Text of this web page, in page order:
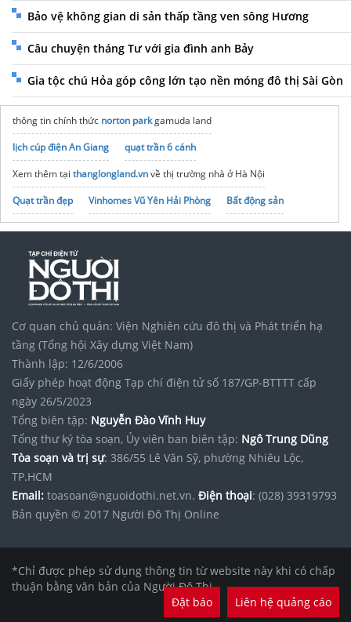
Bảo vệ không gian di sản thấp tầng ven sông Hương
Câu chuyện tháng Tư với gia đình anh Bảy
Gia tộc chú Hỏa góp công lớn tạo nền móng đô thị Sài Gòn
thông tin chính thức norton parkgamuda land
lịch cúp điện An Giang
quạt trần 6 cánh
Xem thêm tại thanglongland.vnvề thị trường nhà ở Hà Nội
Quạt trần đẹp​
Vinhomes Vũ Yên Hải Phòng
Bất động sản
Vinhomes Saigon Park
Quạt hút công nghiệp 1220x1220
noxh K Home Avenue Nhơn Trạch
Cơ quan chủ quản: Viện Nghiên cứu đô thị và Phát triển hạ
tầng (Tổng hội Xây dựng Việt Nam)
Thành lập: 12/6/2006
Giấy phép hoạt động Tạp chí điện tử số 187/GP-BTTTT cấp
ngày 26/5/2023
Tổng biên tập: Nguyễn Đào Vĩnh Huy
Tổng thư ký tòa soạn, Ủy viên ban biên tập: Ngô Trung Dũng
Tòa soạn và trị sự: 386/55 Lê Văn Sỹ, phường Nhiêu Lộc,
TP.HCM
Email: toasoan@nguoidothi.net.vn. Điện thoại: (028) 39319793
Bản quyền © 2017 Người Đô Thị Online
*Chỉ được phép sử dụng thông tin từ website này khi có chấp
thuận bằng văn bản của Người Đô Thị.
Đặt báo
Liên hệ quảng cáo